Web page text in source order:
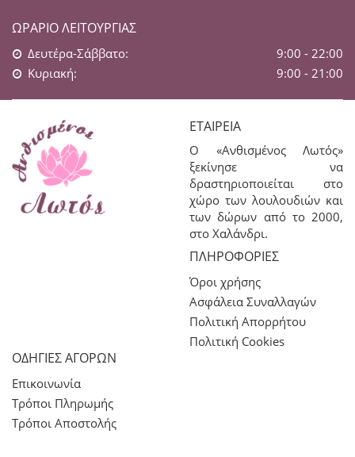
ΩΡΆΡΙΟ ΛΕΙΤΟΥΡΓΊΑΣ
Δευτέρα-Σάββατο:
9:00 - 22:00
Κυριακή:
9:00 - 21:00
ΕΤΑΙΡΕΊΑ
Ο «Ανθισμένος Λωτός»
ξεκίνησε να
δραστηριοποιείται στο
χώρο των λουλουδιών και
των δώρων από το 2000,
στο Χαλάνδρι.
ΠΛΗΡΟΦΟΡΊΕΣ
Όροι χρήσης
Ασφάλεια Συναλλαγών
Πολιτική Απορρήτου
Πολιτική Cookies
ΟΔΗΓΙΕΣ ΑΓΟΡΩΝ
Επικοινωνία
Τρόποι Πληρωμής
Τρόποι Αποστολής